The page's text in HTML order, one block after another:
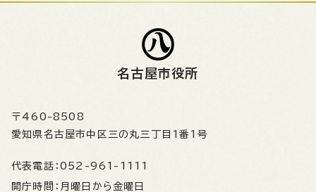
名古屋市役所
〒460-8508
愛知県名古屋市中区三の丸三丁目1番1号
代表電話： 052-961-1111
開庁時間： 月曜日から金曜日